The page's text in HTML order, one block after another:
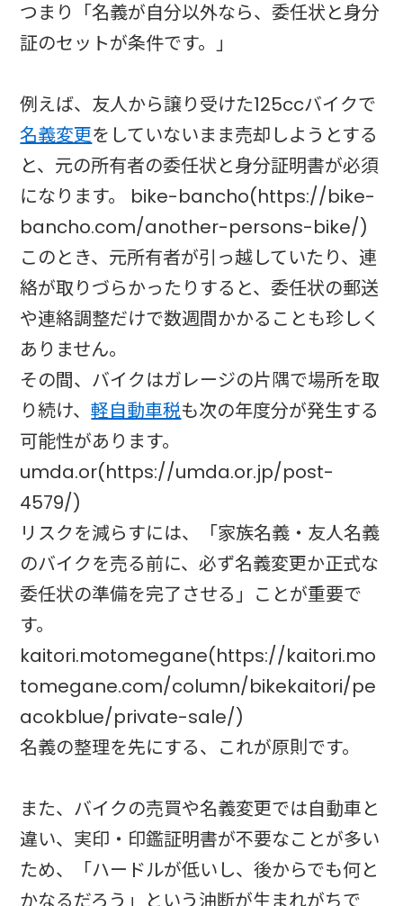
つまり「名義が自分以外なら、委任状と身分
証のセットが条件です。」
例えば、友人から譲り受けた125ccバイクで
名義変更をしていないまま売却しようとする
と、元の所有者の委任状と身分証明書が必須
になります。 bike-bancho(https://bike-
bancho.com/another-persons-bike/)
このとき、元所有者が引っ越していたり、連
絡が取りづらかったりすると、委任状の郵送
や連絡調整だけで数週間かかることも珍しく
ありません。
その間、バイクはガレージの片隅で場所を取
り続け、軽自動車税も次の年度分が発生する
可能性があります。
umda.or(https://umda.or.jp/post-
4579/)
リスクを減らすには、「家族名義・友人名義
のバイクを売る前に、必ず名義変更か正式な
委任状の準備を完了させる」ことが重要で
す。
kaitori.motomegane(https://kaitori.mo
tomegane.com/column/bikekaitori/pe
acokblue/private-sale/)
名義の整理を先にする、これが原則です。
また、バイクの売買や名義変更では自動車と
違い、実印・印鑑証明書が不要なことが多い
ため、「ハードルが低いし、後からでも何と
かなるだろう」という油断が生まれがちで